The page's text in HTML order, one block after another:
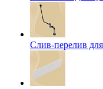
Слив-перелив